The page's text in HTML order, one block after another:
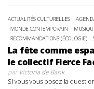
ACTUALITÉS CULTURELLES
MONDE CONTEMPORAIN
RECOMMANDATIONS (ÉCOLOGIE)
La fête comme
le collectif Fierce
parVictoria de Bank
Si vous vous posez la